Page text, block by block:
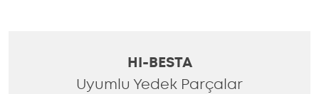
HI-BESTA
Uyumlu Yedek Parçalar